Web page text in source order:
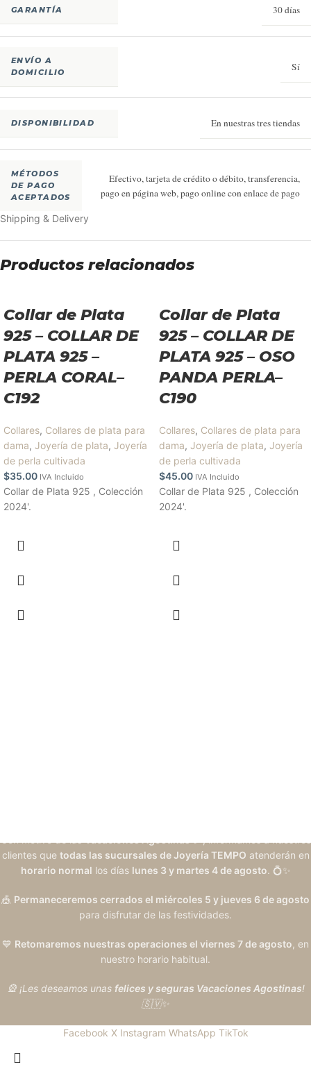
GARANTÍA 30 días
ENVÍO A
DOMICILIO
Sí
DISPONIBILIDAD En nuestras tres tiendas
MÉTODOS
DE PAGO
ACEPTADOS
Efectivo, tarjeta de crédito o débito, transferencia,
pago en página web, pago online con enlace de pago
Shipping & Delivery
Productos relacionados
Collar de Plata
925 – COLLAR DE
PLATA 925 –
PERLA CORAL–
C192
Collares, Collares de plata para
dama, Joyería de plata, Joyería
de perla cultivada
$35.00 IVA Incluido
Collar de Plata 925 , Colección
2024'.
Collar de Plata
925 – COLLAR DE
PLATA 925 – OSO
PANDA PERLA–
C190
Collares, Collares de plata para
dama, Joyería de plata, Joyería
de perla cultivada
$45.00 IVA Incluido
Collar de Plata 925 , Colección
2024'.
clientes que todas las sucursales de Joyería TEMPO atenderán en
horario normal los días lunes 3 y martes 4 de agosto. 💍✨
🎪 Permaneceremos cerrados el miércoles 5 y jueves 6 de agosto
para disfrutar de las festividades.
💙 Retomaremos nuestras operaciones el viernes 7 de agosto, en
nuestro horario habitual.
🎡 ¡Les deseamos unas felices y seguras Vacaciones Agostinas!
🇸🇻✨
Facebook X Instagram WhatsApp TikTok